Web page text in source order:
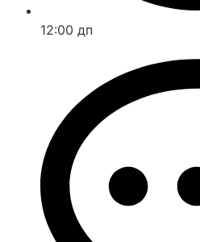
12:00 дп